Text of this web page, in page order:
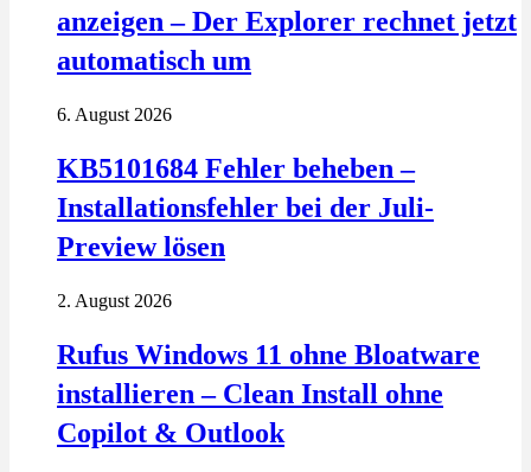
anzeigen – Der Explorer rechnet jetzt
automatisch um
6. August 2026
KB5101684 Fehler beheben –
Installationsfehler bei der Juli-
Preview lösen
2. August 2026
Rufus Windows 11 ohne Bloatware
installieren – Clean Install ohne
Copilot & Outlook